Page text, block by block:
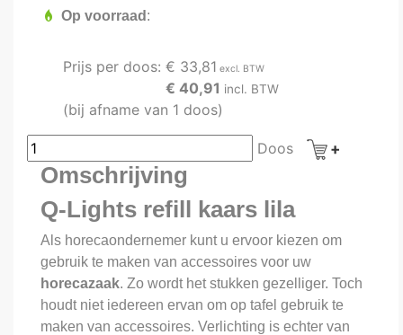
Op voorraad
Prijs per doos: € 33,81 excl. BTW
€ 40,91 incl. BTW
(bij afname van 1 doos)
Doos
Omschrijving
Q-Lights refill kaars lila
Als horecaondernemer kunt u ervoor kiezen om
gebruik te maken van accessoires voor uw
horecazaak. Zo wordt het stukken gezelliger. Toch
houdt niet iedereen ervan om op tafel gebruik te
maken van accessoires. Verlichting is echter van